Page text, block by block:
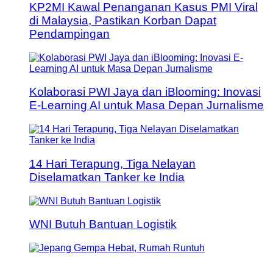
KP2MI Kawal Penanganan Kasus PMI Viral
di Malaysia, Pastikan Korban Dapat
Pendampingan
Kolaborasi PWI Jaya dan iBlooming: Inovasi
E-Learning AI untuk Masa Depan Jurnalisme
14 Hari Terapung, Tiga Nelayan
Diselamatkan Tanker ke India
WNI Butuh Bantuan Logistik